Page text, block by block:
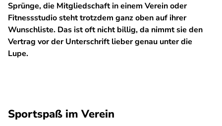
Sprünge, die Mitgliedschaft in einem Verein oder
Fitnessstudio steht trotzdem ganz oben auf ihrer
Wunschliste. Das ist oft nicht billig, da nimmt sie den
Vertrag vor der Unterschrift lieber genau unter die
Lupe.
Sportspaß im Verein